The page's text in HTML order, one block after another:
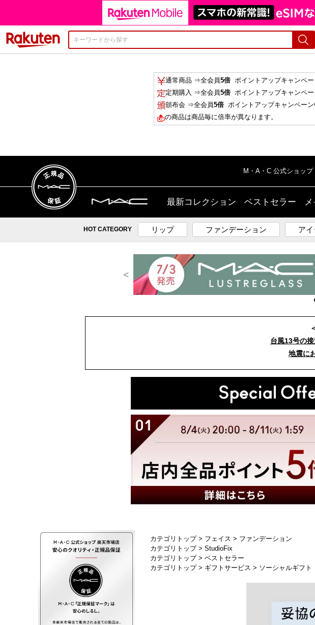
通常商品 ⇒全会員5倍 ポイントアップキャンペー
定期購入 ⇒全会員5倍 ポイントアップキャンペー
頒布会 ⇒全会員5倍 ポイントアップキャンペーン
の商品は商品毎に倍率が異なります。
M・A・C 公式ショッ
最新コレクション ベストセラー
リップ
リキッドリップカラー
リップ グロス
リップ ペンシル
アイベース
アイ キット + パレット
マスカラ
ライナー
フ
パ
チ
コ
マ
HOT CATEGORY リップ ファンデーション ア
台風13号の
地震に
カテゴリトップ> フェイス > ファンデーション
カテゴリトップ> StudioFix
カテゴリトップ> ベストセラー
カテゴリトップ> ギフトサービス > ソーシャルギフト